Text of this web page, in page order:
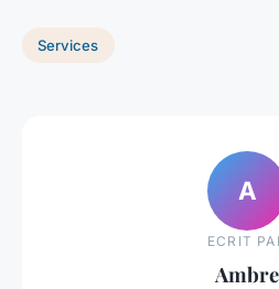
Services
A
ECRIT
Ambre